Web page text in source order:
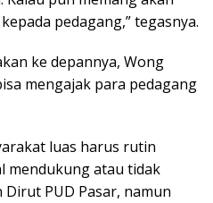
pedagang,” tegasnya.
ke depannya, Wong
mengajak para pedagang
luas harus rutin
mendukung atau tidak
PUD Pasar, namun